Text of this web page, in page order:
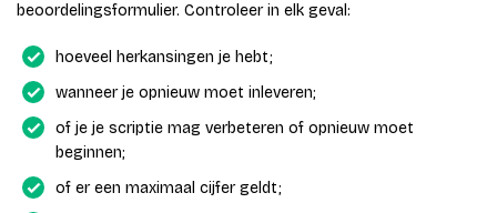
beoordelingsformulier. Controleer in elk geval:
hoeveel herkansingen je hebt;
wanneer je opnieuw moet inleveren;
of je je scriptie mag verbeteren of opnieuw moet
beginnen;
of er een maximaal cijfer geldt;